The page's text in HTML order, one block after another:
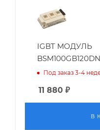
IGBT МОДУЛЬ
Под заказ 3-4
11 880 ₽
В